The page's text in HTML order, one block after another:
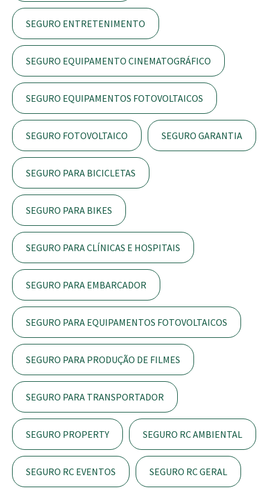
SEGURO ENTRETENIMENTO
SEGURO EQUIPAMENTO CINEMATOGRÁFICO
SEGURO EQUIPAMENTOS FOTOVOLTAICOS
SEGURO FOTOVOLTAICO SEGURO GARANTIA
SEGURO PARA BICICLETAS
SEGURO PARA BIKES
SEGURO PARA CLÍNICAS E HOSPITAIS
SEGURO PARA EMBARCADOR
SEGURO PARA EQUIPAMENTOS FOTOVOLTAICOS
SEGURO PARA PRODUÇÃO DE FILMES
SEGURO PARA TRANSPORTADOR
SEGURO PROPERTY SEGURO RC AMBIENTAL
SEGURO RC EVENTOS SEGURO RC GERAL